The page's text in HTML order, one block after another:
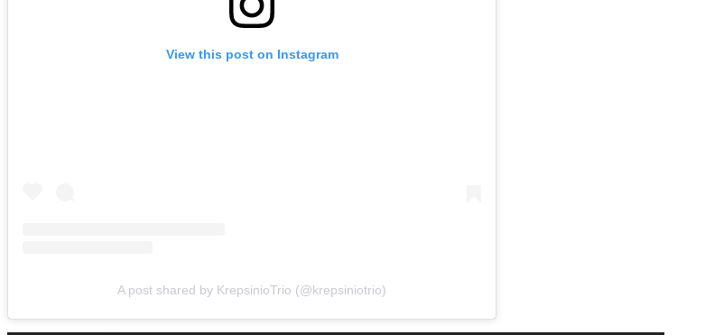
View this post on Instagram
A post shared by KrepsinioTrio (@krepsiniotrio)